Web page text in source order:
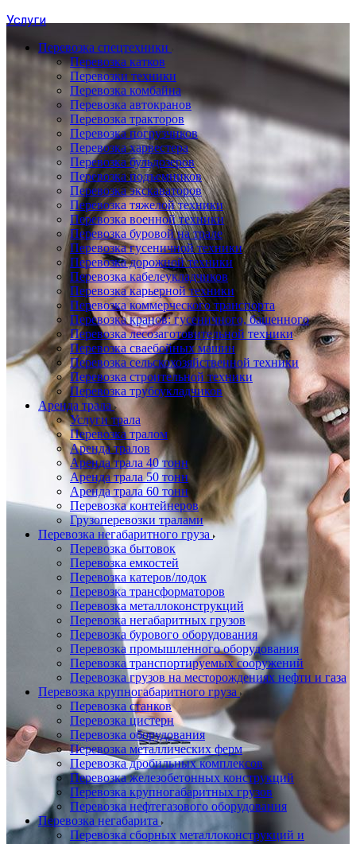
Услуги
Перевозка спецтехники
Перевозка катков
Перевозки техники
Перевозка комбайна
Перевозка автокранов
Перевозка тракторов
Перевозка погрузчиков
Перевозка харвестера
Перевозка бульдозеров
Перевозка подъемников
Перевозка экскаваторов
Перевозка тяжелой техники
Перевозка военной техники
Перевозка буровой на трале
Перевозка гусеничной техники
Перевозка дорожной техники
Перевозка кабелеукладчиков
Перевозка карьерной техники
Перевозка коммерческого транспорта
Перевозка кранов: гусеничного, башенного
Перевозка лесозаготовительной техники
Перевозка сваебойных машин
Перевозка сельскохозяйственной техники
Перевозка строительной техники
Перевозка трубоукладчиков
Аренда трала
Услуги трала
Перевозка тралом
Аренда тралов
Аренда трала 40 тонн
Аренда трала 50 тонн
Аренда трала 60 тонн
Перевозка контейнеров
Грузоперевозки тралами
Перевозка негабаритного груза
Перевозка бытовок
Перевозка емкостей
Перевозка катеров/лодок
Перевозка трансформаторов
Перевозка металлоконструкций
Перевозка негабаритных грузов
Перевозка бурового оборудования
Перевозка промышленного оборудования
Перевозка транспортируемых сооружений
Перевозка грузов на месторождениях нефти и газа
Перевозка крупногабаритного груза
Перевозка станков
Перевозка цистерн
Перевозка оборудования
Перевозка металлических ферм
Перевозка дробильных комплексов
Перевозка железобетонных конструкций
Перевозка крупногабаритных грузов
Перевозка нефтегазового оборудования
Перевозка негабарита
Перевозка сборных металлоконструкций и